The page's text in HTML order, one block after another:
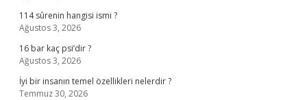
114 sûrenin hangisi ismi ?
Ağustos 3, 2026
16 bar kaç psi’dir ?
Ağustos 3, 2026
İyi bir insanın temel özellikleri nelerdir ?
Temmuz 30, 2026